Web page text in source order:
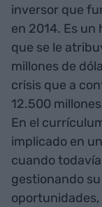
inversor que
en 2014. Es
que se le
millones de
crisis que a
12.500
En el
implicado en
cuando
gestionando